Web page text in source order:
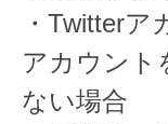
・Twitter
アカウント
ない場合